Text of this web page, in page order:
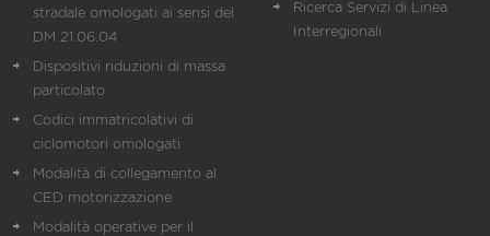
stradale omologati ai sensi del
DM 21.06.04
Dispositivi riduzioni di massa
particolato
Codici immatricolativi di
ciclomotori omologati
Modalità di collegamento al
CED motorizzazione
Modalità operative per il
Ricerca Servizi di Linea
Interregionali